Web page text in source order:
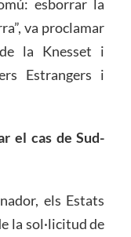
esborrar la
va proclamar
la Knesset i
Estrangers i
el cas de Sud-
els Estats
la sol·licitud de